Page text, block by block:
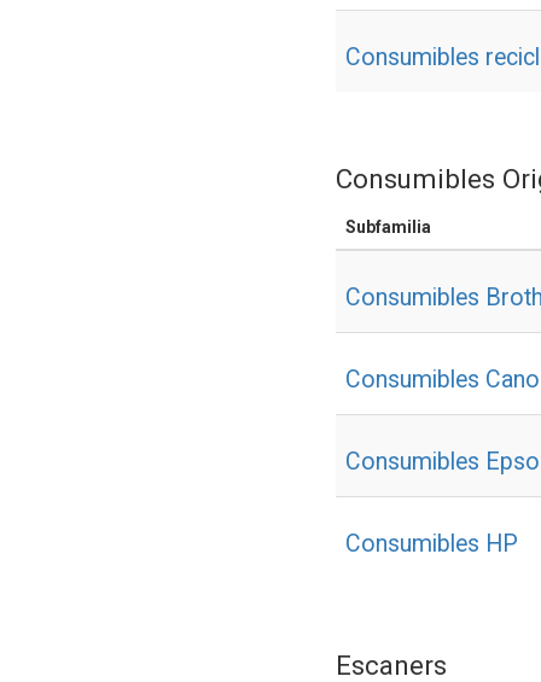
Consumibles
Consumibles
Subfamilia
Consumibles
Consumibles
Consumibles
Consumibles HP
Escaners